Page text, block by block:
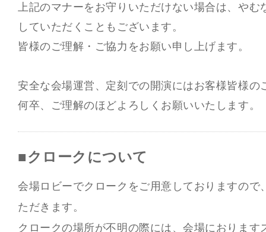
上記のマナーをお守りいただけない場合は、や
していただくこともございます。
皆様のご理解・ご協力をお願い申し上げます。
安全な会場運営、定刻での開演にはお客様皆様の
何卒、ご理解のほどよろしくお願いいたします。
■クロークについて
会場ロビーでクロークをご用意しておりますの
ただきます。
クロークの場所が不明の際には、会場におりま